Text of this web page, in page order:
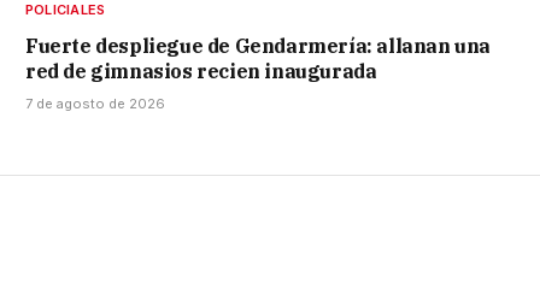
POLICIALES
Fuerte despliegue de Gendarmería: allanan una
red de gimnasios recien inaugurada
7 de agosto de 2026